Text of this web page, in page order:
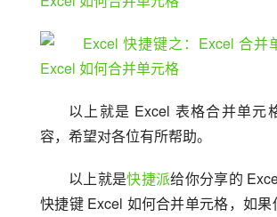
以上就是 Excel 表格合并单元
容，希望对各位有所帮助。
以上就是快捷派给你分享的
快捷键 Excel 如何合并单元格，如果